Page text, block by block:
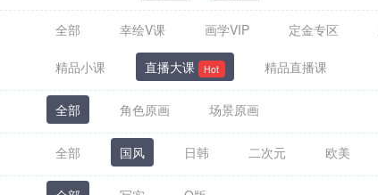
全部 幸绘V课 画学VIP 定金专区
精品小课 直播大课 Hot 精品直播课
全部 角色原画 场景原画
全部 国风 日韩 二次元 欧美